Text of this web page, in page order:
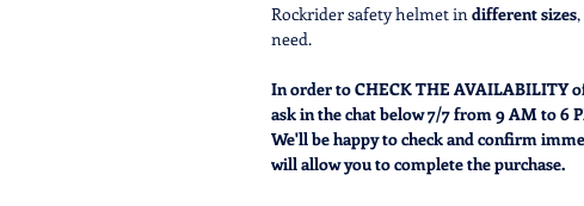
Rockrider safety helmet in different sizes
need.
In order to CHECK THE AVAILABILITY
ask in the chat below 7/7 from 9 AM to 6
We'll be happy to check and confirm
will allow you to complete the purchase.